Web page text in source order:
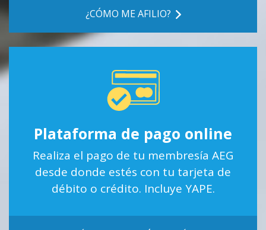
¿CÓMO ME AFILIO?
Plataforma de pago online
Realiza el pago de tu membresía AEG
desde donde estés con tu tarjeta de
débito o crédito. Incluye YAPE.